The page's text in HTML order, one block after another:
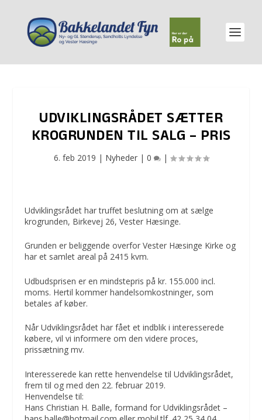
UDVIKLINGSRÅDET SÆTTER
KROGRUNDEN TIL SALG – PRIS
6. feb 2019 | Nyheder| 0 |
Udviklingsrådet har truffet beslutning om at sælge
krogrunden, Birkevej 26, Vester Hæsinge.
Grunden er beliggende overfor Vester Hæsinge Kirke og
har et samlet areal på 2415 kvm.
Udbudsprisen er en mindstepris på kr. 155.000 incl.
moms. Hertil kommer handelsomkostninger, som
betales af køber.
Når Udviklingsrådet har fået et indblik i interesserede
købere, vil vi informere om den videre proces,
prissætning mv.
Interesserede kan rette henvendelse til Udviklingsrådet,
frem til og med den 22. februar 2019.
Henvendelse til:
Hans Christian H. Balle, formand for Udviklingsrådet –